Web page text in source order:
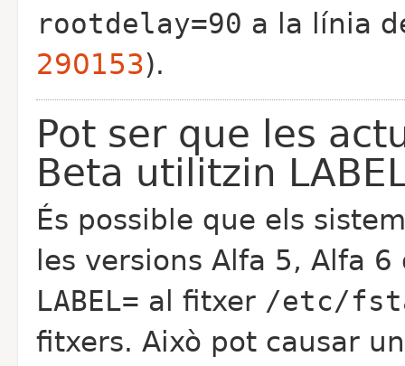
rootdelay=90 a la línia
290153).
Pot ser que les
Beta utilitzin
És possible que els
les versions Alfa 5, Alfa
LABEL= al fitxer /etc/
fitxers. Això pot causar